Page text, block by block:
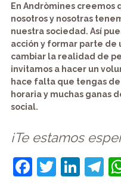
En Andròmines creemos
nosotros y nosotras
nuestra sociedad. Así
acción y formar parte de
cambiar la realidad de
invitamos a hacer un
hace falta que tengas
horaria y muchas ganas
social.
¡Te estamos
F T Li T